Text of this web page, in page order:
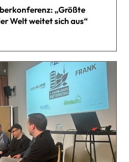
„Größte
Welt weitet sich aus“